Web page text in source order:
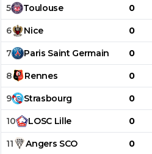
5 Toulouse 0
6 Nice 0
7 Paris Saint Germain 0
8 Rennes 0
9 Strasbourg 0
10 LOSC Lille 0
11 Angers SCO 0